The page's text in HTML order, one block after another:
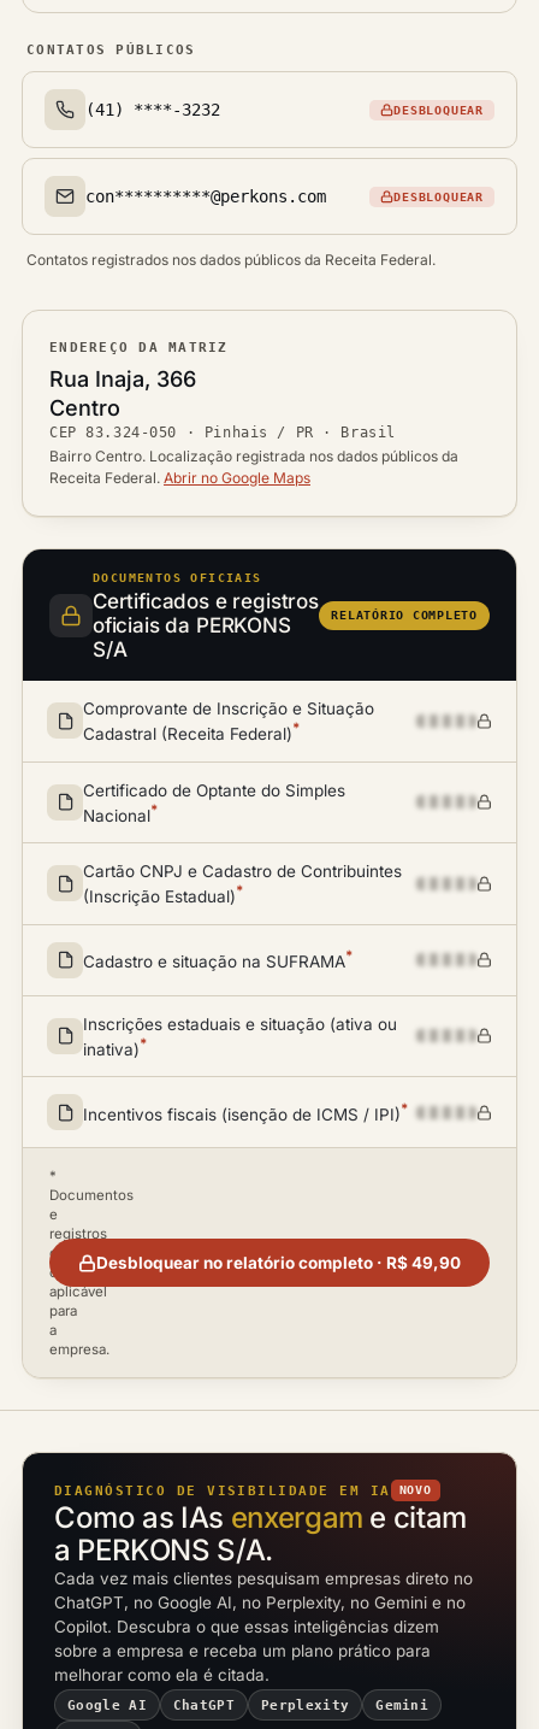
CONTATOS PÚBLICOS
Telefone(s)
(41) ****-3232 DESBLOQUEAR
Email(s)
con**********@perkons.com DESBLOQUEAR
Contatos registrados nos dados públicos da Receita Federal.
ENDEREÇO DA MATRIZ
Logradouro
Rua Inaja, 366
Bairro
Centro
CEP
CEP83.324-050 ·
Cidade / UF
Pinhais / PR · Brasil
Bairro Centro. Localização registrada nos dados públicos da
Receita Federal. Abrir no Google Maps
DOCUMENTOS OFICIAIS
Certificados e registros
oficiais da PERKONS
S/A
RELATÓRIO COMPLETO
Comprovante de Inscrição e Situação
Cadastral (Receita Federal)*
Certificado de Optante do Simples
Nacional*
Cartão CNPJ e Cadastro de Contribuintes
(Inscrição Estadual)*
Cadastro e situação na SUFRAMA*
Inscrições estaduais e situação (ativa ou
inativa)*
Incentivos fiscais (isenção de ICMS / IPI)*
*
Documentos
e
registros
disponíveis
conforme
aplicável
para
a
empresa.
Desbloquear no relatório completo · R$ 49,90
DIAGNÓSTICO DE VISIBILIDADE EM IA NOVO
Como as IAs enxergam e citam
a PERKONS S/A.
Cada vez mais clientes pesquisam empresas direto no
ChatGPT, no Google AI, no Perplexity, no Gemini e no
Copilot. Descubra o que essas inteligências dizem
sobre a empresa e receba um plano prático para
melhorar como ela é citada.
Google AI ChatGPT Perplexity Gemini